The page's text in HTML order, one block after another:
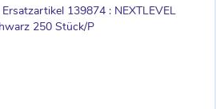
139874 : NEXTLEVEL
250 Stück/P